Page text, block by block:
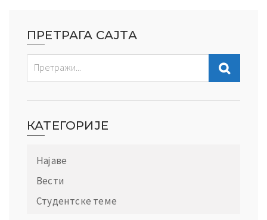
ПРЕТРАГА САЈТА
КАТЕГОРИЈЕ
Најаве
Вести
Студентске теме